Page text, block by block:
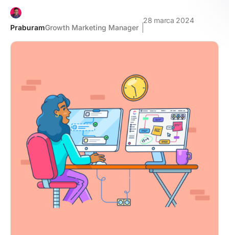
PraburamGrowth Marketing Manager
28 marca 2024